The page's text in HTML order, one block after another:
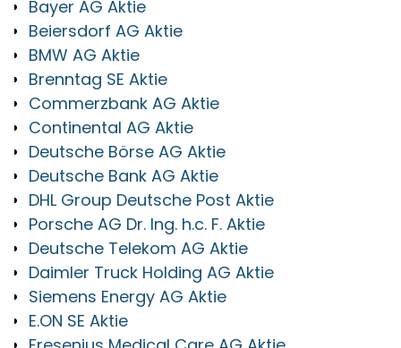
Bayer AG Aktie
Beiersdorf AG Aktie
BMW AG Aktie
Brenntag SE Aktie
Commerzbank AG Aktie
Continental AG Aktie
Deutsche Börse AG Aktie
Deutsche Bank AG Aktie
DHL Group Deutsche Post Aktie
Porsche AG Dr. Ing. h.c. F. Aktie
Deutsche Telekom AG Aktie
Daimler Truck Holding AG Aktie
Siemens Energy AG Aktie
E.ON SE Aktie